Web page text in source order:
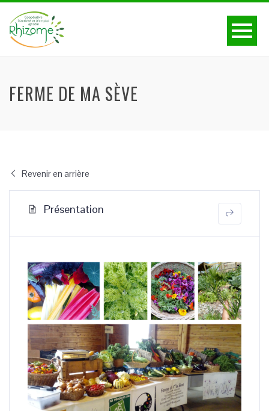
FERME DE MA SÈVE
Revenir en arrière
Présentation